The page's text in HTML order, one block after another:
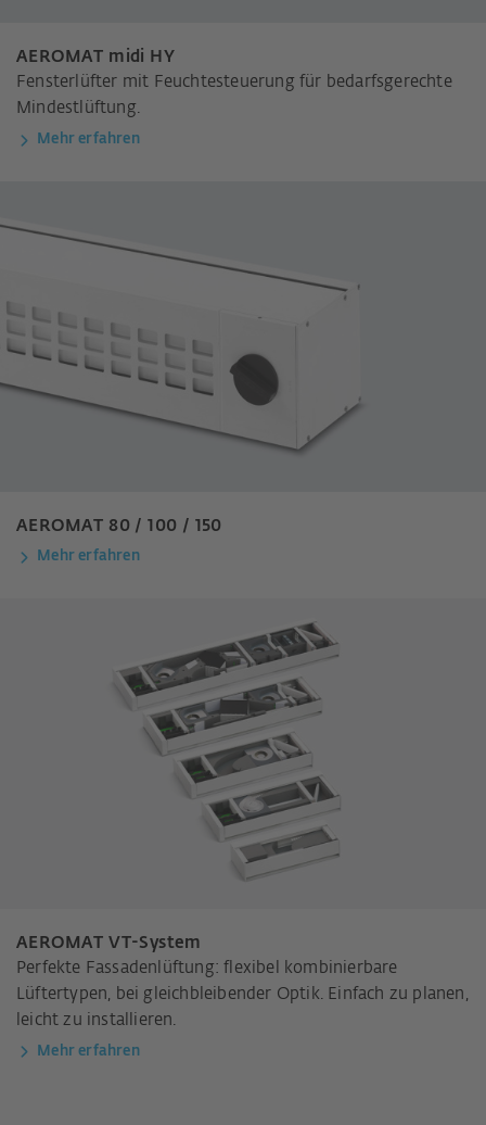
AEROMAT midi HY
Fensterlüfter mit Feuchtesteuerung für bedarfsgerechte
Mindestlüftung.
Mehr erfahren
AEROMAT 80 / 100 / 150
Mehr erfahren
AEROMAT VT-System
Perfekte Fassadenlüftung: flexibel kombinierbare
Lüftertypen, bei gleichbleibender Optik. Einfach zu planen,
leicht zu installieren.
Mehr erfahren